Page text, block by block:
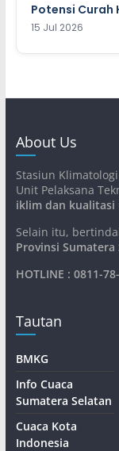
Potensi Curah
15 Jul 2026
About Us
Stasiun
Unit Pelaksana
iklim dan kualitasi
Selain itu,
Provinsi Sumatera
HOTLINE : 0811-
Tautan
BMKG
Info Cuaca
Sumatera Selatan
Cuaca Kota
Indonesia